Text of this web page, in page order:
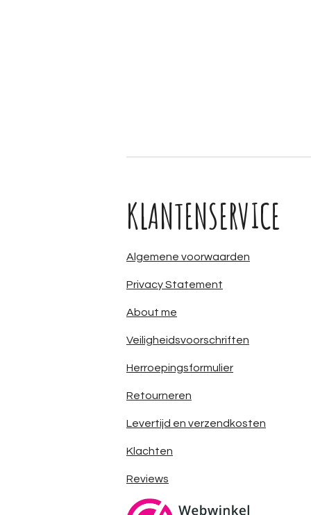
KLANTENSERVICE
Algemene voorwaarden
Privacy Statement
About me
Veiligheidsvoorschriften
Herroepingsformulier
Retourneren
Levertijd en verzendkosten
Klachten
Reviews